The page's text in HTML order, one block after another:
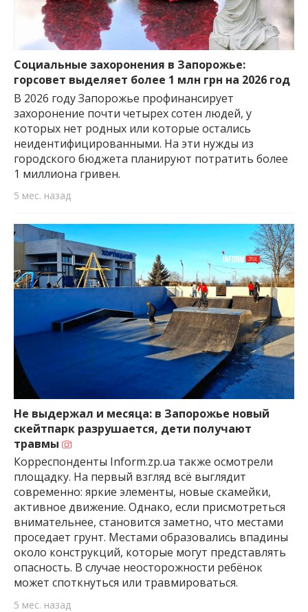
Социальные захоронения в Запорожье:
горсовет выделяет более 1 млн грн на 2026 год
В 2026 году Запорожье профинансирует
захоронение почти четырех сотен людей, у
которых нет родных или которые остались
неидентифицированными. На эти нужды из
городского бюджета планируют потратить более
1 миллиона гривен.
5 мес. назад
Не выдержал и месяца: в Запорожье новый
скейтпарк разрушается, дети получают
травмы
Корреспонденты Inform.zp.ua также осмотрели
площадку. На первый взгляд всё выглядит
современно: яркие элементы, новые скамейки,
активное движение. Однако, если присмотреться
внимательнее, становится заметно, что местами
проседает грунт. Местами образовались впадины
около конструкций, которые могут представлять
опасность. В случае неосторожности ребёнок
может споткнуться или травмироваться.
5 мес. назад